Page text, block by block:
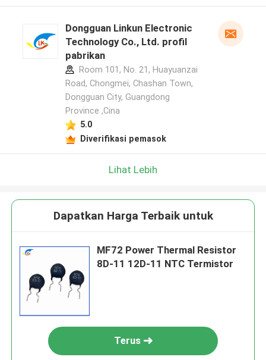
Dongguan Linkun Electronic
Technology Co., Ltd. profil
pabrikan
Room 101, No. 21, Huayuanzai
Road, Chongmei, Chashan Town,
Dongguan City, Guangdong
Province ,Cina
5.0
Diverifikasi pemasok
Lihat Lebih
Dapatkan Harga Terbaik untuk
MF72 Power Thermal Resistor
8D-11 12D-11 NTC Termistor
Terus